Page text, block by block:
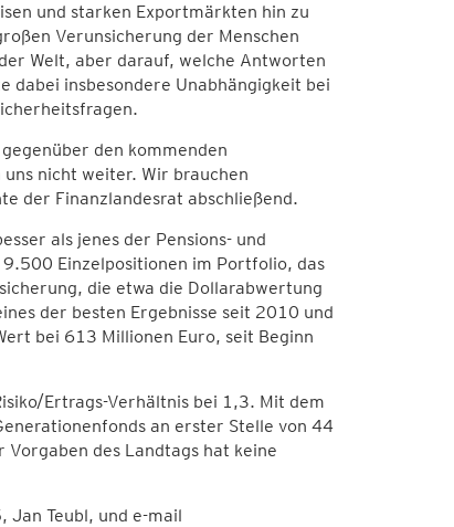
und starken Exportmärkten hin zu
Verunsicherung der Menschen
Welt, aber darauf, welche Antworten
insbesondere Unabhängigkeit bei
den kommenden
nicht weiter. Wir brauchen
der Finanzlandesrat abschließend.
als jenes der Pensions- und
Einzelpositionen im Portfolio, das
die etwa die Dollarabwertung
der besten Ergebnisse seit 2010 und
bei 613 Millionen Euro, seit Beginn
Ertrags-Verhältnis bei 1,3. Mit dem
an erster Stelle von 44
des Landtags hat keine
Teubl, und e-mail